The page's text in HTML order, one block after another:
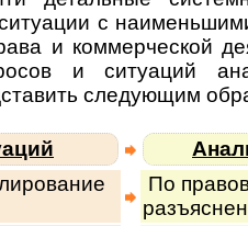
с
и коммерческой
и ситуаций
следующим
По